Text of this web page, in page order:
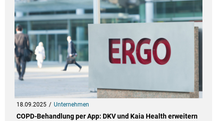
18.09.2025 Unternehmen
COPD-Behandlung per App: DKV und Kaia Health erweitern